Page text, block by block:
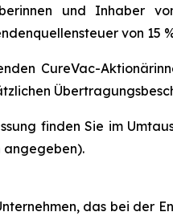
und Inhaber
von 15
CureVac-
finden Sie im
angegeben).
das bei der